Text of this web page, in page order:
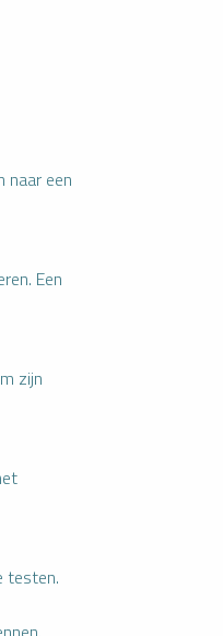
naar een
Een
zijn
testen.